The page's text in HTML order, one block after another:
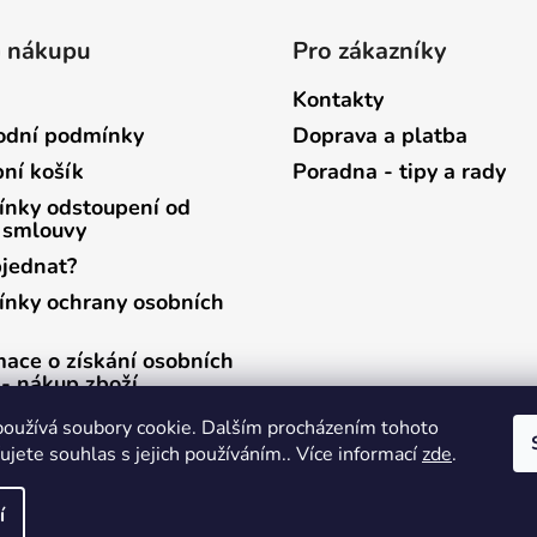
soubory cookie. Dalším procházením tohoto
souhlas s jejich používáním.. Více informacízde.
nákupu
podmínky
košík
odstoupení od
ochrany osobních
o získání osobních
nákup zboží
o získání osobních
zasílání newsletterů
Pro zákazníky
Kontakty
Doprava a platba
Poradna - tipy a rady